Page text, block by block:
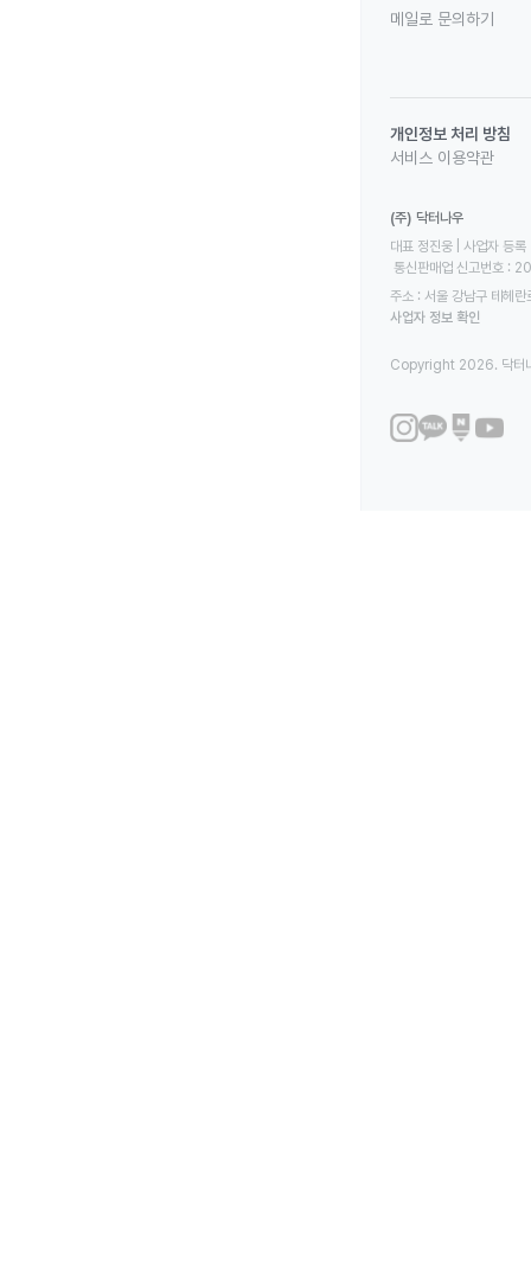
메일로 문의하기
개인정보 처리 방침
서비스 이용약관
(주) 닥터나우
대표 정진웅 | 사업자
통신판매업 신고번호
주소 : 서울 강남구 테헤
사업자 정보 확인
Copyright 2026. 닥터